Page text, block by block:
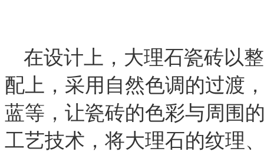
在设计上，大理石瓷砖以
配上，采用自然色调的过渡
蓝等，让瓷砖的色彩与周围
工艺技术，将大理石的纹理